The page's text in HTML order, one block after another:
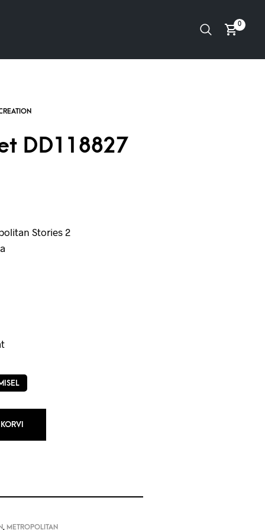
0
DD118827
Stories 2
, METROPOLITAN